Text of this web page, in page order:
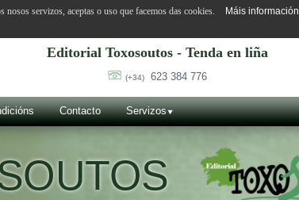
Editorial Toxosoutos - Tenda en liña
(+34) 623 384 776
Contacto Servizos
servizos, aceptas o uso que facemos das cookies. Máis información